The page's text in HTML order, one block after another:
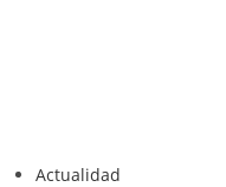
Actualidad